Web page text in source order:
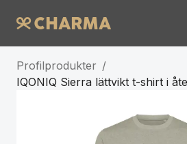
Profilprodukter /
IQONIQ Sierra lättvikt t-shirt i